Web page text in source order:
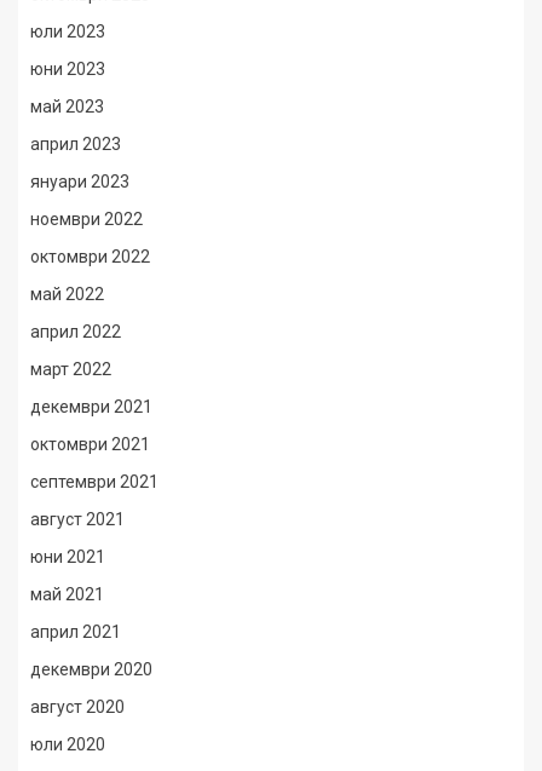
юли 2023
юни 2023
май 2023
април 2023
януари 2023
ноември 2022
октомври 2022
май 2022
април 2022
март 2022
декември 2021
октомври 2021
септември 2021
август 2021
юни 2021
май 2021
април 2021
декември 2020
август 2020
юли 2020